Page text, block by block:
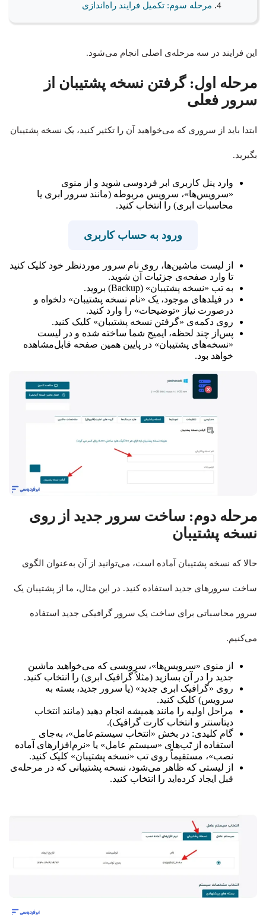
مرحله سوم: تکمیل فرایند راه‌اندازی
این فرایند در سه مرحله‌ی اصلی انجام می‌شود.
مرحله اول: گرفتن نسخه پشتیبان از
سرور فعلی
ابتدا باید از سروری که می‌خواهید آن را تکثیر کنید، یک نسخه پشتیبان
بگیرید.
وارد پنل کاربری ابر فردوسی شوید و از منوی
«سرویس‌ها»، سرویس مربوطه (مانند سرور ابری یا
محاسبات ابری) را انتخاب کنید.
ورود به حساب کاربری
از لیست ماشین‌ها، روی نام سرور موردنظر خود کلیک کنید
تا وارد صفحه‌ی جزئیات آن شوید.
به تب «نسخه پشتیبان» (Backup) بروید.
در فیلدهای موجود، یک «نام نسخه پشتیبان» دلخواه و
درصورت نیاز «توضیحات» را وارد کنید.
روی دکمه‌ی «گرفتن نسخه پشتیبان» کلیک کنید.
پس‌از چند لحظه، ایمیج شما ساخته شده و در لیست
«نسخه‌های پشتیبان» در پایین همین صفحه قابل‌مشاهده
خواهد بود.
مرحله دوم: ساخت سرور جدید از روی
نسخه پشتیبان
حالا که نسخه پشتیبان آماده است، می‌توانید از آن به‌عنوان الگوی
ساخت سرورهای جدید استفاده کنید. در این مثال، ما از پشتیبان یک
سرور محاسباتی برای ساخت یک سرور گرافیکی جدید استفاده
می‌کنیم.
از منوی «سرویس‌ها»، سرویسی که می‌خواهید ماشین
جدید را در آن بسازید (مثلاً گرافیک ابری) را انتخاب کنید.
روی «گرافیک ابری جدید» (یا سرور جدید، بسته به
سرویس) کلیک کنید.
مراحل اولیه را مانند همیشه انجام دهید (مانند انتخاب
دیتاسنتر و انتخاب کارت گرافیک).
گام کلیدی: در بخش «انتخاب سیستم‌عامل»، به‌جای
استفاده از تَب‌های «سیستم عامل» یا «نرم‌افزارهای آماده
نصب»، مستقیماً روی تب «نسخه پشتیبان» کلیک کنید.
از لیستی که ظاهر می‌شود، نسخه پشتیبانی که در مرحله‌ی
قبل ایجاد کرده‌اید را انتخاب کنید.